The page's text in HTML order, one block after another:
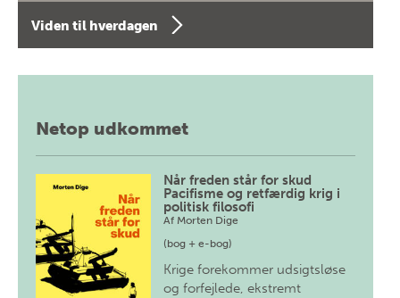
Viden til hverdagen
Netop udkommet
Når freden står for skud
Pacifisme og retfærdig krig i
politisk filosofi
Af Morten Dige
(bog + e-bog)
Krige forekommer udsigtsløse
og forfejlede, ekstremt